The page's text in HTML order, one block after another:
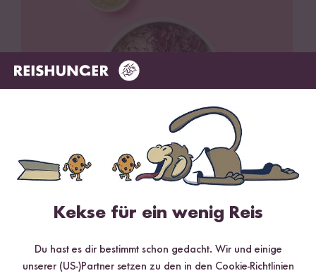
Buddha Bowl mit Wildreis
Kekse für ein wenig Reis
Du hast es dir bestimmt schon gedacht. Wir und einige
unserer (US-)Partner setzen zu den in den Cookie-Richtlinien